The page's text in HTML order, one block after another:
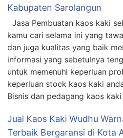
Kabupaten Sarolangun
Jasa Pembuatan kaos kaki
kamu cari selama ini yang
dan juga kualitas yang baik
informasi yang sebetulnya
untuk memenuhi keperluan
keperluan stock kaos kaki
Bisnis dan pedagang kaos
Jual Kaos Kaki Wudhu
Terbaik Bergaransi di Kota